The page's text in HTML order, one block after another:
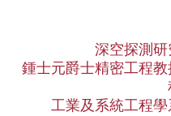
深空探測
鍾士元爵士精密工程
工業及系統工程